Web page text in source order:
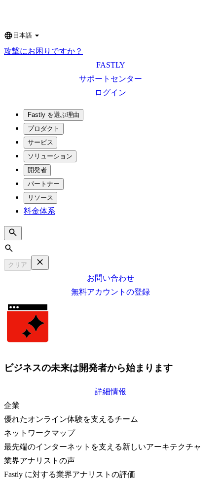
Language
日本語
攻撃にお困りですか？
FASTLY
サポートセンター
ログイン
Fastly を選ぶ理由
プロダクト
サービス
ソリューション
開発者
パートナー
リソース
料金体系
Search
クリア
お問い合わせ
無料アカウントの登録
ビジネスの未来は開発者から始まります
詳細情報
企業
優れたオンライン体験を支えるチーム
ネットワークマップ
最先端のインターネットを支える新しいアーキテクチャ
業界アナリストの声
Fastly に対する業界アナリストの評価